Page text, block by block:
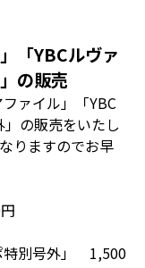
「YBCルヴァ
の販売
ァイル」「YBC
の販売をいたし
りますのでお早
特別号外」 1,500